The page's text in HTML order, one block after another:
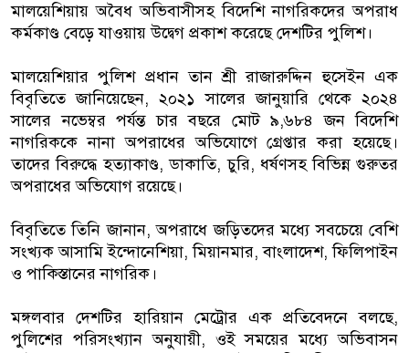
ইসলাম
মালয়েশিয়ায় ড. মুহাম্মদ ইউনূসকে
মালয়েশিয়ায় অবৈধ অভিবাসীসহ বিদেশি নাগরিকদের অপরাধ
কর্মকাণ্ড বেড়ে যাওয়ায় উদ্বেগ প্রকাশ করেছে দেশটির পুলিশ।
মালয়েশিয়ার পুলিশ প্রধান তান শ্রী রাজারুদ্দিন হুসেইন এক
বিবৃতিতে জানিয়েছেন, ২০২১ সালের জানুয়ারি থেকে ২০২৪
সালের নভেম্বর পর্যন্ত চার বছরে মোট ৯,৬৮৪ জন বিদেশি
নাগরিককে নানা অপরাধের অভিযোগে গ্রেপ্তার করা হয়েছে।
তাদের বিরুদ্ধে হত্যাকাণ্ড, ডাকাতি, চুরি, ধর্ষণসহ বিভিন্ন গুরুতর
অপরাধের অভিযোগ রয়েছে।
বিবৃতিতে তিনি জানান, অপরাধে জড়িতদের মধ্যে সবচেয়ে বেশি
সংখ্যক আসামি ইন্দোনেশিয়া, মিয়ানমার, বাংলাদেশ, ফিলিপাইন
ও পাকিস্তানের নাগরিক।
মঙ্গলবার দেশটির হারিয়ান মেট্রোর এক প্রতিবেদনে বলছে,
পুলিশের পরিসংখ্যান অনুযায়ী, ওই সময়ের মধ্যে অভিবাসন